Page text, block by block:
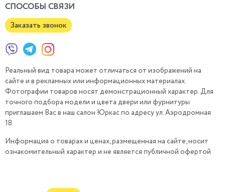
СПОСОБЫ СВЯЗИ
Заказать звонок
Реальный вид товара может отличаться от изображений на
сайте и в рекламных или информационных материалах.
Фотографии товаров носят демонстрационный характер. Для
точного подбора модели и цвета двери или фурнитуры
приглашаем Вас в наш салон Юркас по адресу ул. Аэродромная
18.
Информация о товарах и ценах, размещенная на сайте, носит
ознакомительный характер и не является публичной офертой.